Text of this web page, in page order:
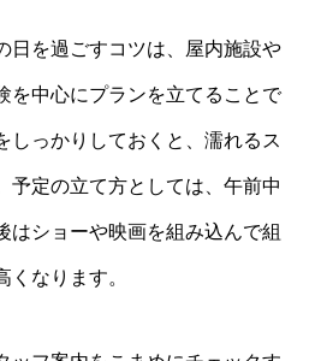
日を過ごすコツは、屋内施設や
を中心にプランを立てることで
しっかりしておくと、濡れるス
予定の立て方としては、午前中
はショーや映画を組み込んで組
なります。